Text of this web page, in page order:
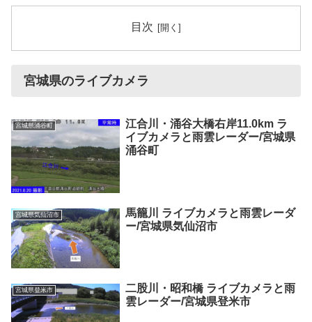
目次
宮城県のライブカメラ
宮城県涌谷町
江合川・涌谷大橋右岸11.0km ラ
イブカメラと雨雲レーダー/宮城県
涌谷町
宮城県気仙沼市
馬籠川 ライブカメラと雨雲レーダ
ー/宮城県気仙沼市
宮城県登米市
二股川・昭和橋 ライブカメラと雨
雲レーダー/宮城県登米市